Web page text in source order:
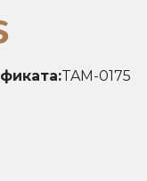
TAM-0175